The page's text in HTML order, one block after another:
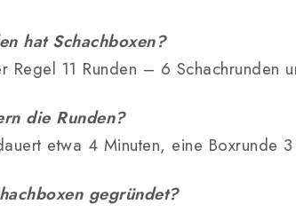
hat Schachboxen?
Regel 11 Runden – 6 Schachrunden
die Runden?
etwa 4 Minuten, eine Boxrunde
gegründet?